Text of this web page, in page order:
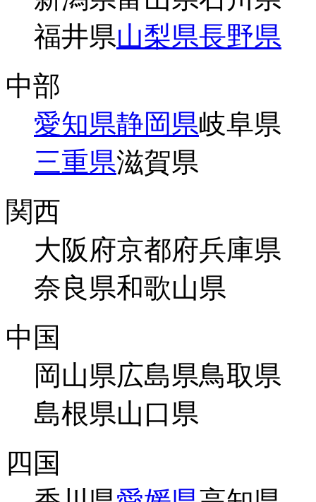
福井県山梨県長野県
中部
愛知県静岡県岐阜県
三重県滋賀県
関西
大阪府京都府兵庫県
奈良県和歌山県
中国
岡山県広島県鳥取県
島根県山口県
四国